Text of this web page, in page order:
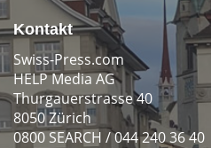
Kontakt
Swiss-Press.com
HELP Media AG
Thurgauerstrasse 40
8050 Zürich
0800 SEARCH / 044 240 36 40